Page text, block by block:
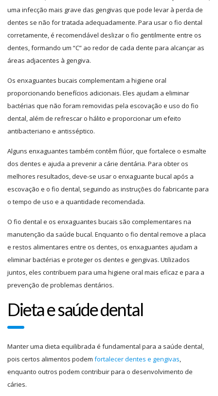
uma infecção mais grave das gengivas que pode levar à perda de
dentes se não for tratada adequadamente. Para usar o fio dental
corretamente, é recomendável deslizar o fio gentilmente entre os
dentes, formando um “C” ao redor de cada dente para alcançar as
áreas adjacentes à gengiva.
Os enxaguantes bucais complementam a higiene oral
proporcionando benefícios adicionais. Eles ajudam a eliminar
bactérias que não foram removidas pela escovação e uso do fio
dental, além de refrescar o hálito e proporcionar um efeito
antibacteriano e antisséptico.
Alguns enxaguantes também contêm flúor, que fortalece o esmalte
dos dentes e ajuda a prevenir a cárie dentária. Para obter os
melhores resultados, deve-se usar o enxaguante bucal após a
escovação e o fio dental, seguindo as instruções do fabricante para
o tempo de uso e a quantidade recomendada.
O fio dental e os enxaguantes bucais são complementares na
manutenção da saúde bucal. Enquanto o fio dental remove a placa
e restos alimentares entre os dentes, os enxaguantes ajudam a
eliminar bactérias e proteger os dentes e gengivas. Utilizados
juntos, eles contribuem para uma higiene oral mais eficaz e para a
prevenção de problemas dentários.
Dieta e saúde dental
Manter uma dieta equilibrada é fundamental para a saúde dental,
pois certos alimentos podem fortalecer dentes e gengivas,
enquanto outros podem contribuir para o desenvolvimento de
cáries.